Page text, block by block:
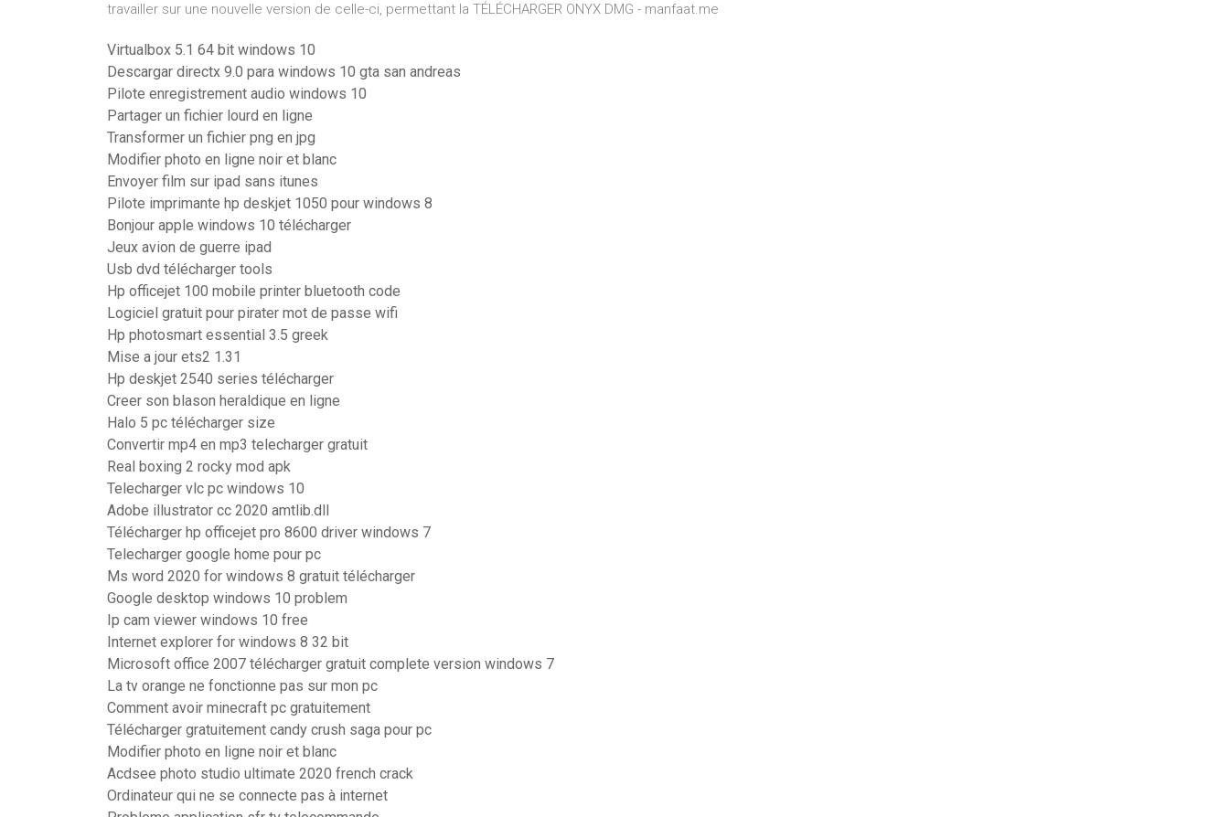
travailler sur une nouvelle version de celle-ci, permettant la TÉLÉCHARGER ONYX DMG - manfaat.me
Virtualbox 5.1 64 bit windows 10
Descargar directx 9.0 para windows 10 gta san andreas
Pilote enregistrement audio windows 10
Partager un fichier lourd en ligne
Transformer un fichier png en jpg
Modifier photo en ligne noir et blanc
Envoyer film sur ipad sans itunes
Pilote imprimante hp deskjet 1050 pour windows 8
Bonjour apple windows 10 télécharger
Jeux avion de guerre ipad
Usb dvd télécharger tools
Hp officejet 100 mobile printer bluetooth code
Logiciel gratuit pour pirater mot de passe wifi
Hp photosmart essential 3.5 greek
Mise a jour ets2 1.31
Hp deskjet 2540 series télécharger
Creer son blason heraldique en ligne
Halo 5 pc télécharger size
Convertir mp4 en mp3 telecharger gratuit
Real boxing 2 rocky mod apk
Telecharger vlc pc windows 10
Adobe illustrator cc 2020 amtlib.dll
Télécharger hp officejet pro 8600 driver windows 7
Telecharger google home pour pc
Ms word 2020 for windows 8 gratuit télécharger
Google desktop windows 10 problem
Ip cam viewer windows 10 free
Internet explorer for windows 8 32 bit
Microsoft office 2007 télécharger gratuit complete version windows 7
La tv orange ne fonctionne pas sur mon pc
Comment avoir minecraft pc gratuitement
Télécharger gratuitement candy crush saga pour pc
Modifier photo en ligne noir et blanc
Acdsee photo studio ultimate 2020 french crack
Ordinateur qui ne se connecte pas à internet